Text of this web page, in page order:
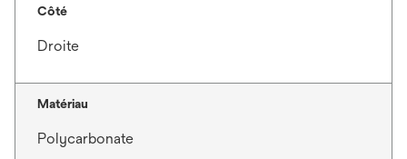
Côté
Droite
Matériau
Polycarbonate